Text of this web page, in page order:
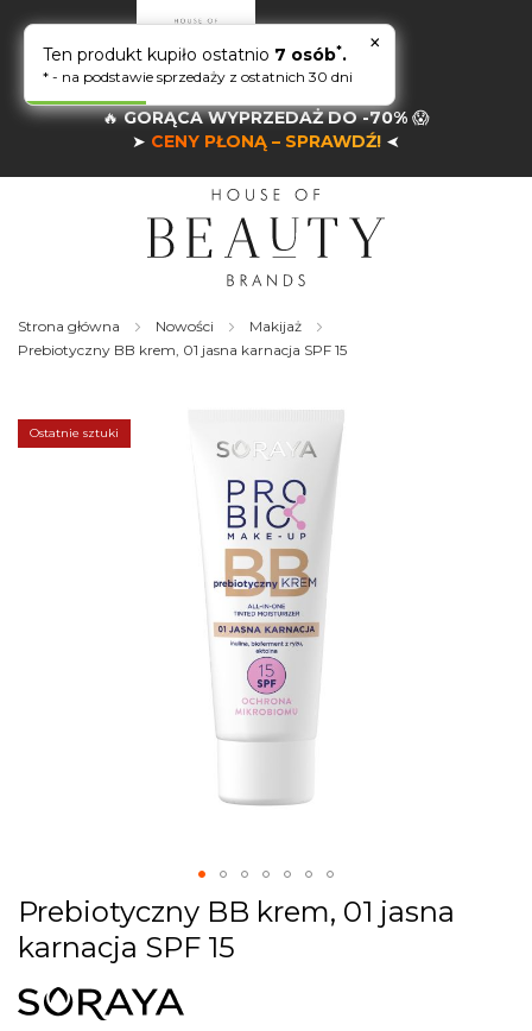
🔥GORĄCA WYPRZEDAŻ DO -70% 😱
➤ CENY PŁONĄ – SPRAWDŹ! ➤
Strona główna Nowości
Makijaż
Prebiotyczny BB krem, 01 jasna karnacja SPF 15
the
end
Ostatnie sztuki
Skip
to
the
of
the
Prebiotyczny BB krem, 01 jasna
karnacja SPF 15
×
Ten produkt kupiło ostatnio 7 osób*.
* - na podstawie sprzedaży z ostatnich 30 dni